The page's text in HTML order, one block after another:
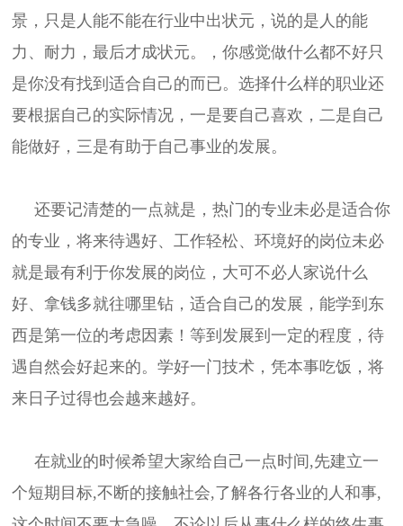
景，只是人能不能在行业中出状元，说的是人的能
力、耐力，最后才成状元。，你感觉做什么都不好只
是你没有找到适合自己的而已。选择什么样的职业还
要根据自己的实际情况，一是要自己喜欢，二是自己
能做好，三是有助于自己事业的发展。
还要记清楚的一点就是，热门的专业未必是适合你
的专业，将来待遇好、工作轻松、环境好的岗位未必
就是最有利于你发展的岗位，大可不必人家说什么
好、拿钱多就往哪里钻，适合自己的发展，能学到东
西是第一位的考虑因素！等到发展到一定的程度，待
遇自然会好起来的。学好一门技术，凭本事吃饭，将
来日子过得也会越来越好。
在就业的时候希望大家给自己一点时间,先建立一
个短期目标,不断的接触社会,了解各行各业的人和事,